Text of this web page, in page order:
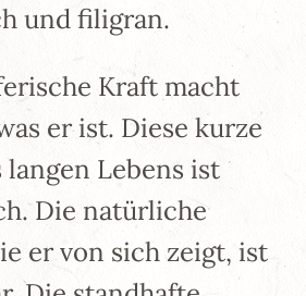
und filigran.
Kraft macht
er ist. Diese kurze
langen Lebens ist
Die natürliche
er von sich zeigt, ist